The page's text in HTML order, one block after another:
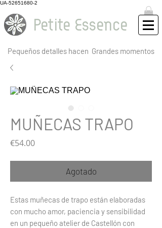
UA-52651680-2
Petite Essence
Pequeños detalles hacen Grandes momentos
MUÑECAS TRAPO
€54.00Precio
Agotado
Estas muñecas de trapo están elaboradas
con mucho amor, paciencia y sensibilidad
en un pequeño atelier de Castellón con